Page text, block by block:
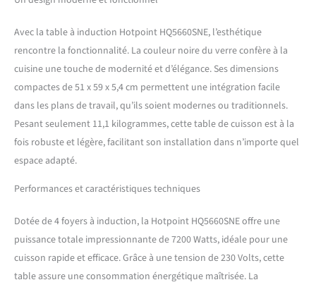
niveaux de puissance et 4
boosters, cette plaque de
cuisson à induction assure
une cuisson rapide et
précise, permettant de
préparer divers plats
compromis sur la qualité
Polyvalence et innovation
offrent des réglages
mijoter, fondre ou maintenir
au chaud, pour cuisiner
Confort d'utilisation et
sécurité renforcée : Les
Avec la table à induction Hotpoint HQ5660SNE, l’esthétique
rencontre la fonctionnalité. La couleur noire du verre confère à la
cuisine une touche de modernité et d’élégance. Ses dimensions
compactes de 51 x 59 x 5,4 cm permettent une intégration facile
dans les plans de travail, qu’ils soient modernes ou traditionnels.
Pesant seulement 11,1 kilogrammes, cette table de cuisson est à la
fois robuste et légère, facilitant son installation dans n’importe quel
espace adapté.
Performances et caractéristiques techniques
Dotée de 4 foyers à induction, la Hotpoint HQ5660SNE offre une
puissance totale impressionnante de 7200 Watts, idéale pour une
cuisson rapide et efficace. Grâce à une tension de 230 Volts, cette
table assure une consommation énergétique maîtrisée. La